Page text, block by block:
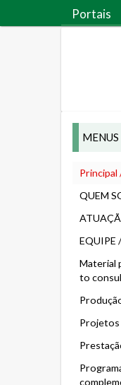
Portais
MENUS
Principal
QUEM
EQUIPE
Material
to